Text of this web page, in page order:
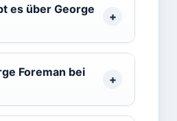
es über George
Foreman bei